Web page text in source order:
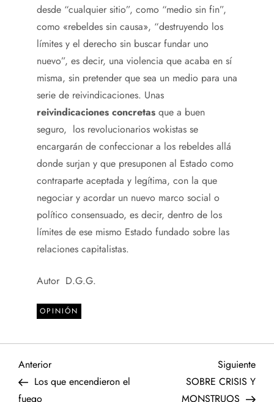
desde “cualquier sitio”, como “medio sin fin”,
como «rebeldes sin causa», “destruyendo los
límites y el derecho sin buscar fundar uno
nuevo”, es decir, una violencia que acaba en sí
misma, sin pretender que sea un medio para una
serie de reivindicaciones. Unas
reivindicaciones concretas que a buen
seguro, los revolucionarios wokistas se
encargarán de confeccionar a los rebeldes allá
donde surjan y que presuponen al Estado como
contraparte aceptada y legítima, con la que
negociar y acordar un nuevo marco social o
político consensuado, es decir, dentro de los
límites de ese mismo Estado fundado sobre las
relaciones capitalistas.
Autor D.G.G.
OPINIÓN
N
Entrada
anterior
Anterior
Los que encendieron el
fuego
Siguiente
SOBRE CRISIS Y
MONSTRUOS